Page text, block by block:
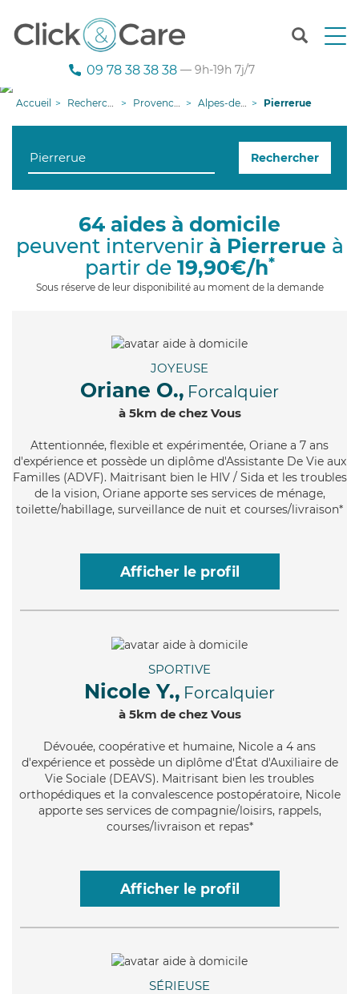
T
n
g
i
09 78 38 38 38 — 9h-19h 7j/7
Accueil Recherche aide à domicile Provence-Alpes-Côte d'Azur Alpes-de-Haute-Provence Pierrerue
Rechercher
64 aides à domicile
peuvent intervenir à Pierrerue à
partir de 19,90€/h*
Sous réserve de leur disponibilité au moment de la demande
JOYEUSE
Oriane O., Forcalquier
à 5km de chez Vous
Attentionnée, flexible et expérimentée, Oriane a 7 ans
d'expérience et possède un diplôme d'Assistante De Vie aux
Familles (ADVF). Maitrisant bien le HIV / Sida et les troubles
de la vision, Oriane apporte ses services de ménage,
toilette/habillage, surveillance de nuit et courses/livraison*
Afficher le profil
SPORTIVE
Nicole Y., Forcalquier
à 5km de chez Vous
Dévouée, coopérative et humaine, Nicole a 4 ans
d'expérience et possède un diplôme d'État d'Auxiliaire de
Vie Sociale (DEAVS). Maitrisant bien les troubles
orthopédiques et la convalescence postopératoire, Nicole
apporte ses services de compagnie/loisirs, rappels,
courses/livraison et repas*
Afficher le profil
SÉRIEUSE